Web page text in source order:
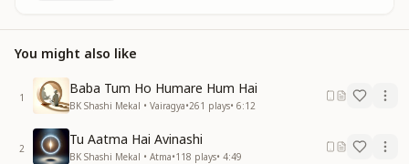
पुरुषार्थ से बनी वह ब्रम्हा पिता समान
निर्माण बन स्वमांन में शिव पिता की गोद ली
हम बने समान दादी यही उन्हें है अंजली
उनका ज्ञान दान संग देता प्रकाशदान
पुरुषार्थ से वो बनी ब्रम्हा पिता समान
______ ___ __"
You might also like
1
Baba Tum Ho Humare Hum Hai
BK Shashi Mekal • Vairagya•261 plays• 6:12
2
Tu Aatma Hai Avinashi
BK Shashi Mekal • Atma•118 plays• 4:49